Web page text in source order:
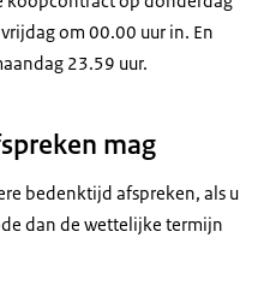
om 00.00 uur in. En
23.59 uur.
mag
bedenktijd afspreken, als u
dan de wettelijke termijn